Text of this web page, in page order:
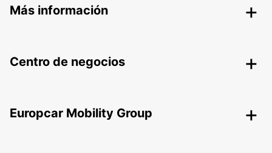
Más información
Centro de negocios
Europcar Mobility Group